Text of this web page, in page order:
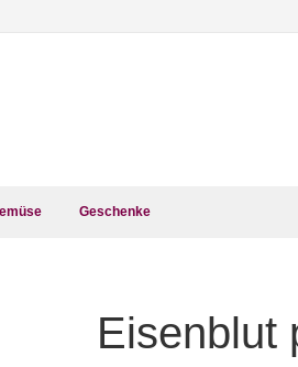
Geschenke
Eisenblut